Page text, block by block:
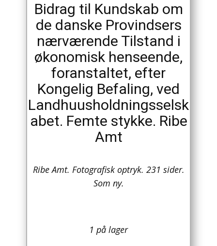
Antikviteter
Arkitektur
Asien
Australien
Biografier / Erindringer
Børnebøger
Bidrag til Kundskab om
de danske Provindsers
nærværende Tilstand i
økonomisk henseende,
foranstaltet, efter
Kongelig Befaling, ved
Landhuusholdningsselsk
abet. Femte stykke. Ribe
Amt
Ribe Amt. Fotografisk optryk. 231 sider.
Som ny.
1 på lager